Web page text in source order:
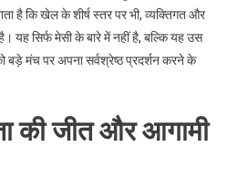
है कि खेल के शीर्ष स्तर पर भी, व्यक्तिगत और
यह सिर्फ मेसी के बारे में नहीं है, बल्कि यह उस
बड़े मंच पर अपना सर्वश्रेष्ठ प्रदर्शन करने के
की जीत और आगामी